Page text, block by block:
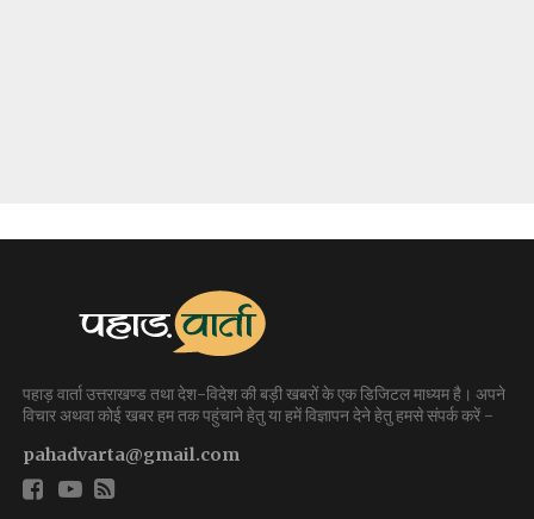
पहाड़ वार्ता उत्तराखण्ड तथा देश-विदेश की बड़ी खबरों के एक डिजिटल माध्यम है। अपने
विचार अथवा कोई खबर हम तक पहुंचाने हेतु या हमें विज्ञापन देने हेतु हमसे संपर्क करें -
pahadvarta@gmail.com